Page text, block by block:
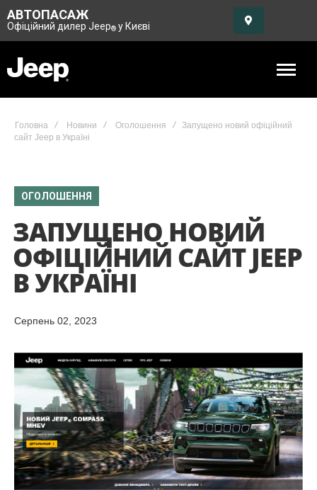
АВТОПАСАЖ
Офіційний дилер Jeep® у Києві
Головна Новини Оголошення
Запущено новий офіційний
сайт Jeep в Україні
ОГОЛОШЕННЯ
ЗАПУЩЕНО НОВИЙ
ОФІЦІЙНИЙ САЙТ JEEP
В УКРАЇНІ
Серпень 02, 2023